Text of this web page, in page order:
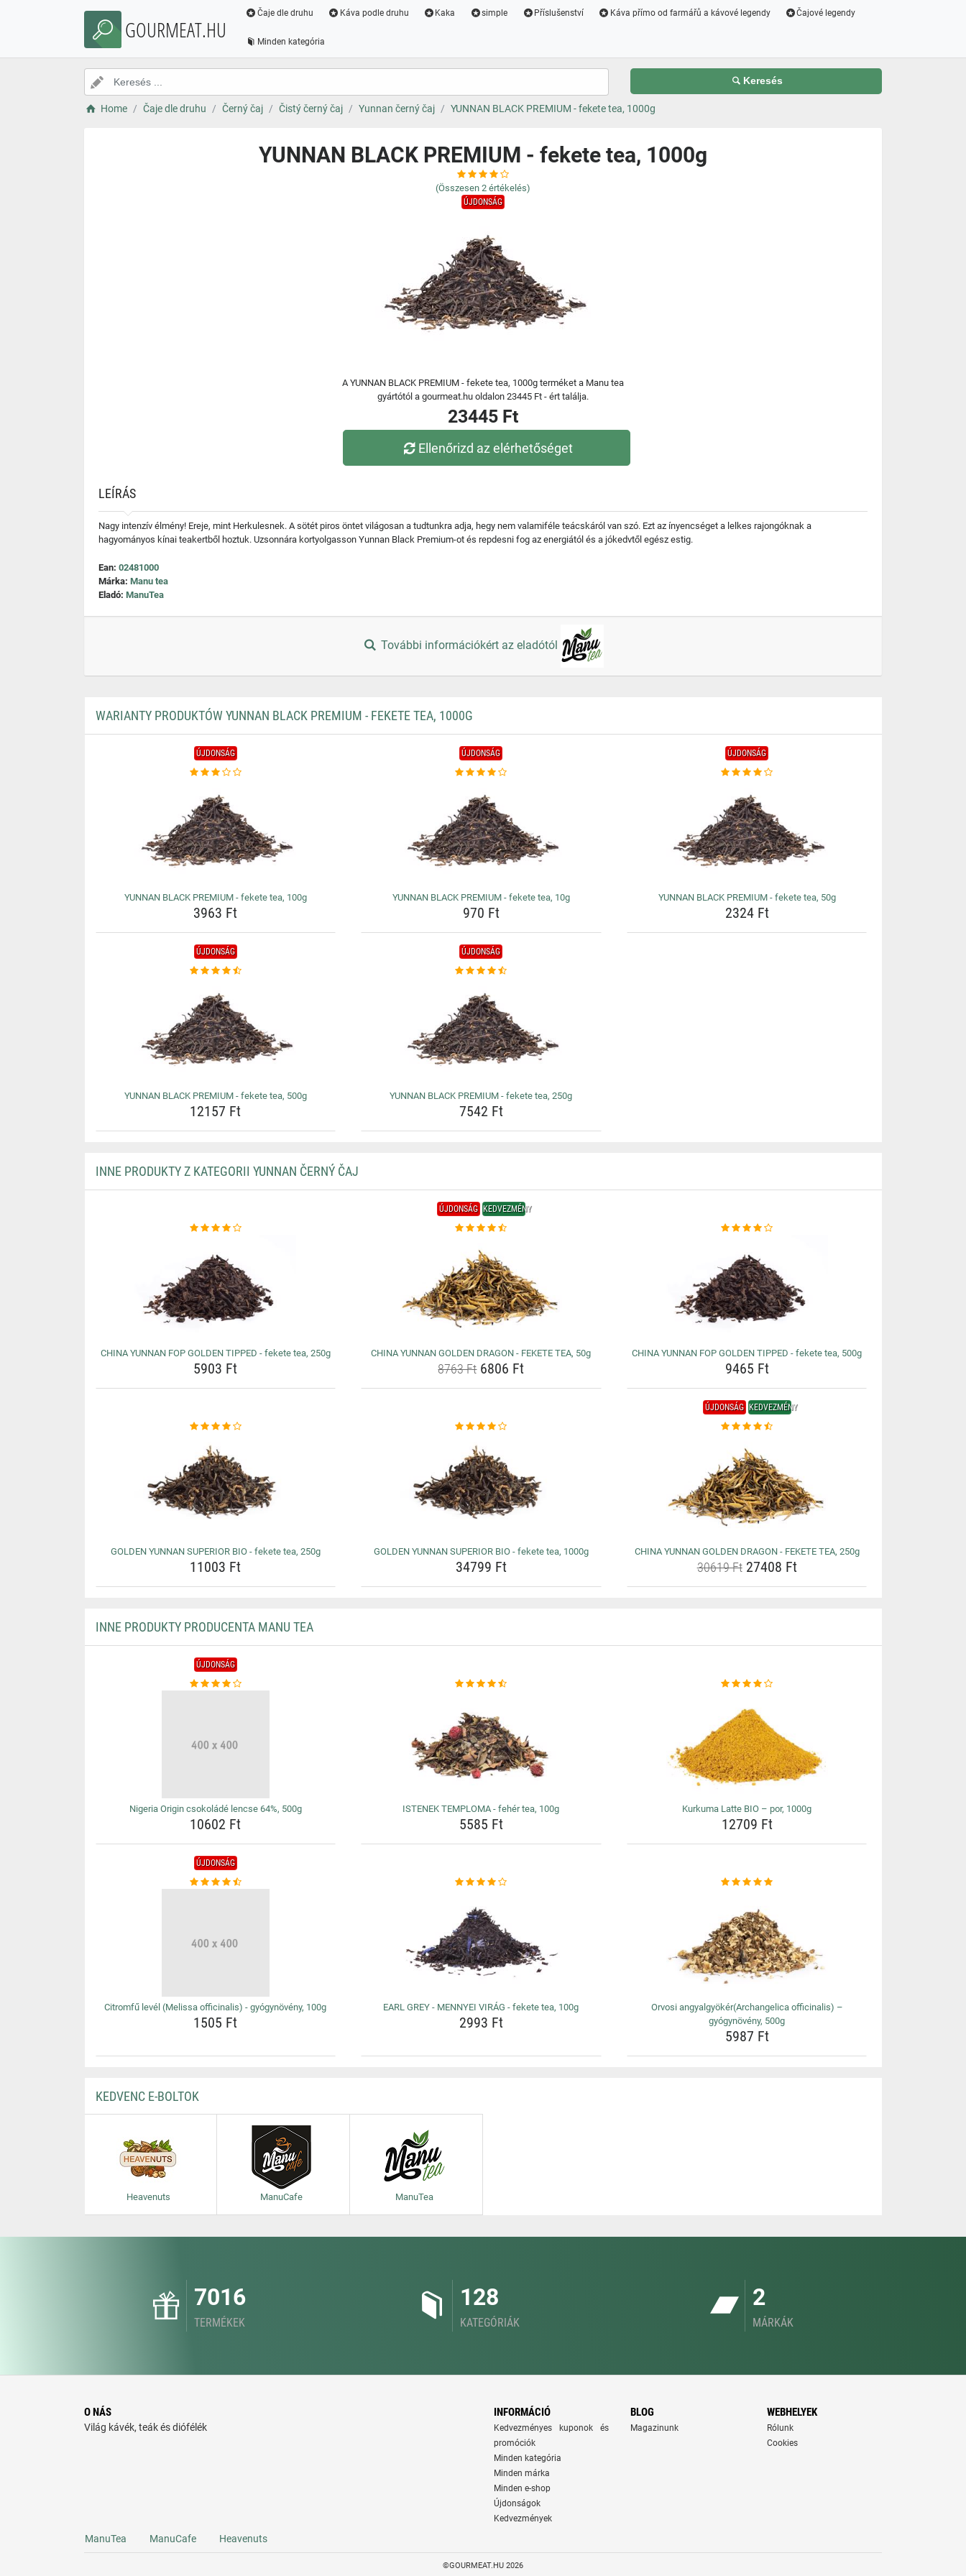
GOURMEAT.HU
Čaje dle druhu Káva podle druhu Kaka simple Příslušenství Káva přímo od farmářů a kávové legendy Čajové legendy
Minden kategória
Keresés
Home Čaje dle druhu Černý čaj Čistý černý čaj Yunnan černý čaj YUNNAN BLACK PREMIUM - fekete tea, 1000g
YUNNAN BLACK PREMIUM - fekete tea, 1000g
(Összesen 2 értékelés)
ÚJDONSÁG
A YUNNAN BLACK PREMIUM - fekete tea, 1000g terméket a Manu tea
gyártótól a gourmeat.hu oldalon 23445 Ft - ért találja.
23445 Ft
Ellenőrizd az elérhetőséget
LEÍRÁS
Nagy intenzív élmény! Ereje, mint Herkulesnek. A sötét piros öntet világosan a tudtunkra adja, hegy nem valamiféle teácskáról van szó. Ezt az ínyencséget a lelkes rajongóknak a
hagyományos kínai teakertből hoztuk. Uzsonnára kortyolgasson Yunnan Black Premium-ot és repdesni fog az energiától és a jókedvtől egész estig.
Ean: 02481000
Márka: Manu tea
Eladó: ManuTea
További információkért az eladótól
WARIANTY PRODUKTÓW YUNNAN BLACK PREMIUM - FEKETE TEA, 1000G
ÚJDONSÁG
YUNNAN BLACK PREMIUM - fekete tea, 100g
3963 Ft
ÚJDONSÁG
YUNNAN BLACK PREMIUM - fekete tea, 10g
970 Ft
ÚJDONSÁG
YUNNAN BLACK PREMIUM - fekete tea, 50g
2324 Ft
ÚJDONSÁG
YUNNAN BLACK PREMIUM - fekete tea, 500g
12157 Ft
ÚJDONSÁG
YUNNAN BLACK PREMIUM - fekete tea, 250g
7542 Ft
INNE PRODUKTY Z KATEGORII YUNNAN ČERNÝ ČAJ
CHINA YUNNAN FOP GOLDEN TIPPED - fekete tea, 250g
5903 Ft
ÚJDONSÁG KEDVEZMÉNY
CHINA YUNNAN GOLDEN DRAGON - FEKETE TEA, 50g
8763 Ft6806 Ft
CHINA YUNNAN FOP GOLDEN TIPPED - fekete tea, 500g
9465 Ft
GOLDEN YUNNAN SUPERIOR BIO - fekete tea, 250g
11003 Ft
GOLDEN YUNNAN SUPERIOR BIO - fekete tea, 1000g
34799 Ft
ÚJDONSÁG KEDVEZMÉNY
CHINA YUNNAN GOLDEN DRAGON - FEKETE TEA, 250g
30619 Ft27408 Ft
INNE PRODUKTY PRODUCENTA MANU TEA
ÚJDONSÁG
Nigeria Origin csokoládé lencse 64%, 500g
10602 Ft
ISTENEK TEMPLOMA - fehér tea, 100g
5585 Ft
Kurkuma Latte BIO – por, 1000g
12709 Ft
ÚJDONSÁG
Citromfű levél (Melissa officinalis) - gyógynövény, 100g
1505 Ft
EARL GREY - MENNYEI VIRÁG - fekete tea, 100g
2993 Ft
Orvosi angyalgyökér(Archangelica officinalis) –
gyógynövény, 500g
5987 Ft
KEDVENC E-BOLTOK
Heavenuts ManuCafe ManuTea
7016
TERMÉKEK
128
KATEGÓRIÁK
2
MÁRKÁK
O NÁS
Világ kávék, teák és diófélék
INFORMÁCIÓ
Kedvezményes kuponok és
promóciók
Minden kategória
Minden márka
Minden e-shop
Újdonságok
Kedvezmények
BLOG
Magazinunk
WEBHELYEK
Rólunk
Cookies
ManuTea ManuCafe Heavenuts
©GOURMEAT.HU 2026